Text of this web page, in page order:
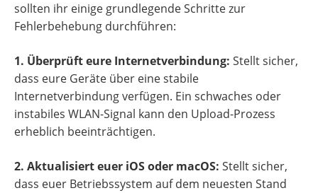
sollten ihr einige grundlegende Schritte zur
Fehlerbehebung durchführen:
1. Überprüft eure Internetverbindung: Stellt sicher,
dass eure Geräte über eine stabile
Internetverbindung verfügen. Ein schwaches oder
instabiles WLAN-Signal kann den Upload-Prozess
erheblich beeinträchtigen.
2. Aktualisiert euer iOS oder macOS: Stellt sicher,
dass euer Betriebssystem auf dem neuesten Stand